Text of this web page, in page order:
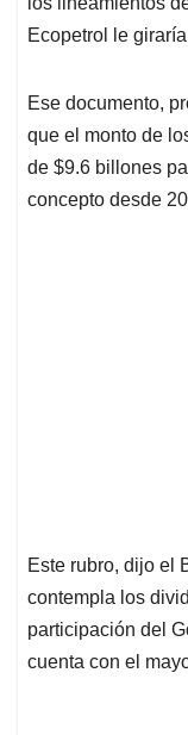
A
p
o
o
d
I
Ecopetrol le
Ese documento,
que el monto de
de $9.6 billones
concepto desde
Este rubro, dijo el
contempla los
participación del
cuenta con el